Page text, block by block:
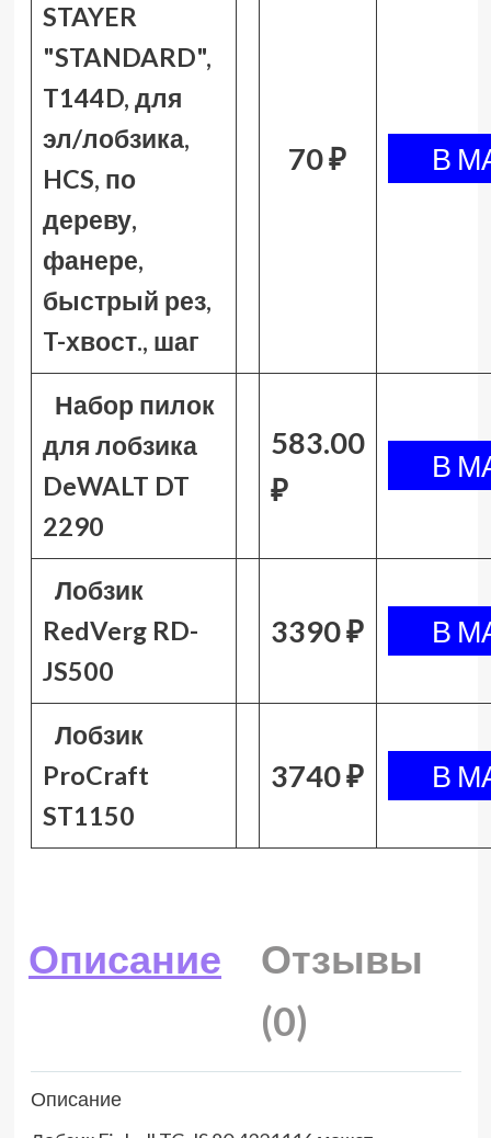
STAYER
"STANDARD",
T144D, для
эл/лобзика,
HCS, по
дереву,
фанере,
быстрый рез,
T-хвост., шаг
70 ₽
Набор пилок
для лобзика
DeWALT DT
2290
583.00
₽
Лобзик
RedVerg RD-
JS500
3390 ₽
Лобзик
ProCraft
ST1150
3740 ₽
Описание
Отзывы
(0)
Описание